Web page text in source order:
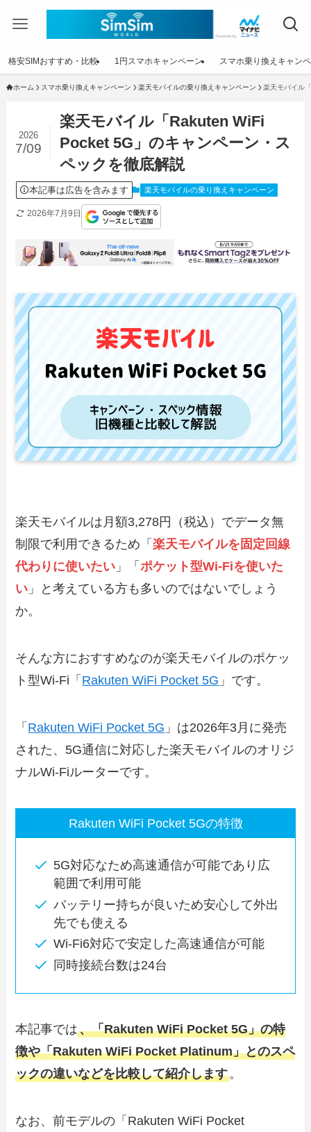
格安SIMおすすめ・比較 1円スマホキャンペーン スマホ乗り換えキャン
ホーム スマホ乗り換えキャンペーン 楽天モバイルの乗り換えキャンペーン 楽天モバイル
楽天モバイル「Rakuten WiFi
Pocket 5G」のキャンペーン・ス
ペックを徹底解説
2026
7/09
本記事は広告を含みます 楽天モバイルの乗り換えキャンペーン
2026年7月9日
楽天モバイルは月額3,278円（税込）でデータ無
制限で利用できるため「楽天モバイルを固定回線
代わりに使いたい 」「ポケット型Wi-Fiを使いた
い 」と考えている方も多いのではないでしょう
か。
そんな方におすすめなのが楽天モバイルのポケッ
ト型Wi-Fi「 Rakuten WiFi Pocket 5G 」です。
「 Rakuten WiFi Pocket 5G 」は2026年3月に発売
された、5G通信に対応した楽天モバイルのオリジ
ナルWi-Fiルーターです。
Rakuten WiFi Pocket 5Gの特徴
5G対応なため高速通信が可能であり広
範囲で利用可能
バッテリー持ちが良いため安心して外出
先でも使える
Wi-Fi6対応で安定した高速通信が可能
同時接続台数は24台
本記事では、「Rakuten WiFi Pocket 5G」の特
徴や「Rakuten WiFi Pocket Platinum」とのスペ
ックの違いなどを比較して紹介します。
なお、前モデルの「Rakuten WiFi Pocket